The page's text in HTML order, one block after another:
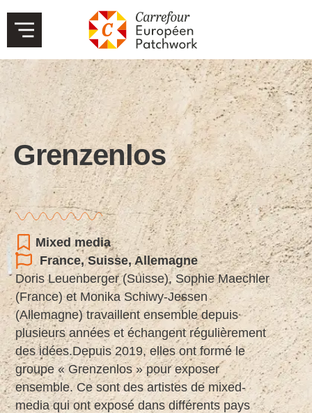
Grenzenlos
Mixed media
France,Suisse,Allemagne
Doris Leuenberger (Suisse), Sophie Maechler
(France) et Monika Schiwy-Jessen
(Allemagne) travaillent ensemble depuis
plusieurs années et échangent régulièrement
des idées.Depuis 2019, elles ont formé le
groupe « Grenzenlos » pour exposer
ensemble. Ce sont des artistes de mixed-
media qui ont exposé dans différents pays